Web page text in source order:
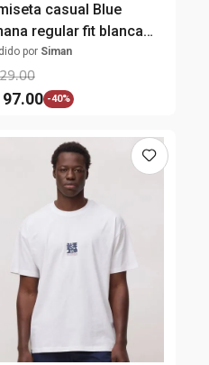
casual Blue
regular fit blanca
para hombre
por Siman
.00
.00 -40%